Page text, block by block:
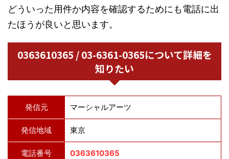
どういった用件か内容を確認するためにも電話に出
たほうが良いと思います。
0363610365 / 03-6361-0365について詳細を
知りたい
発信元 マーシャルアーツ
発信地域 東京
電話番号 0363610365